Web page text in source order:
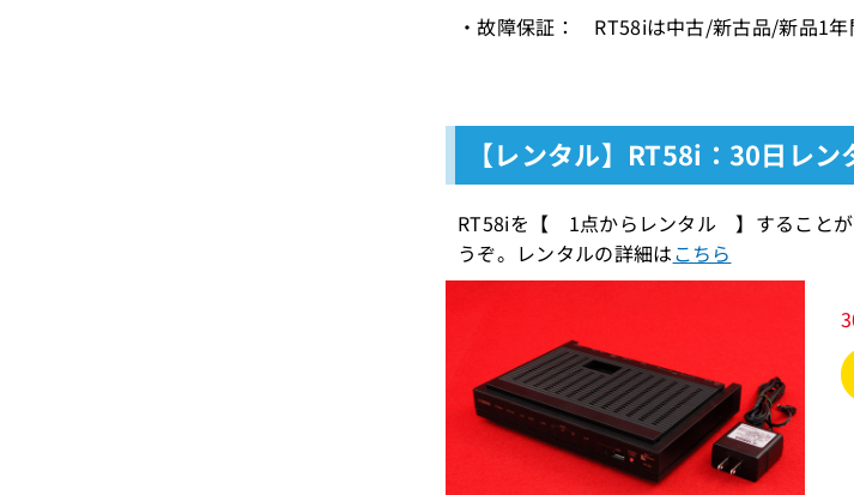
・故障保証： RT58iは中古/新古品/新品1年
【レンタル】RT58i：30日レン
RT58iを【 1点からレンタル 】することが
うぞ。レンタルの詳細はこちら